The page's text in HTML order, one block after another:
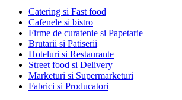
Catering si Fast food
Cafenele si bistro
Firme de curatenie si Papetarie
Brutarii si Patiserii
Hoteluri si Restaurante
Street food si Delivery
Marketuri si Supermarketuri
Fabrici si Producatori